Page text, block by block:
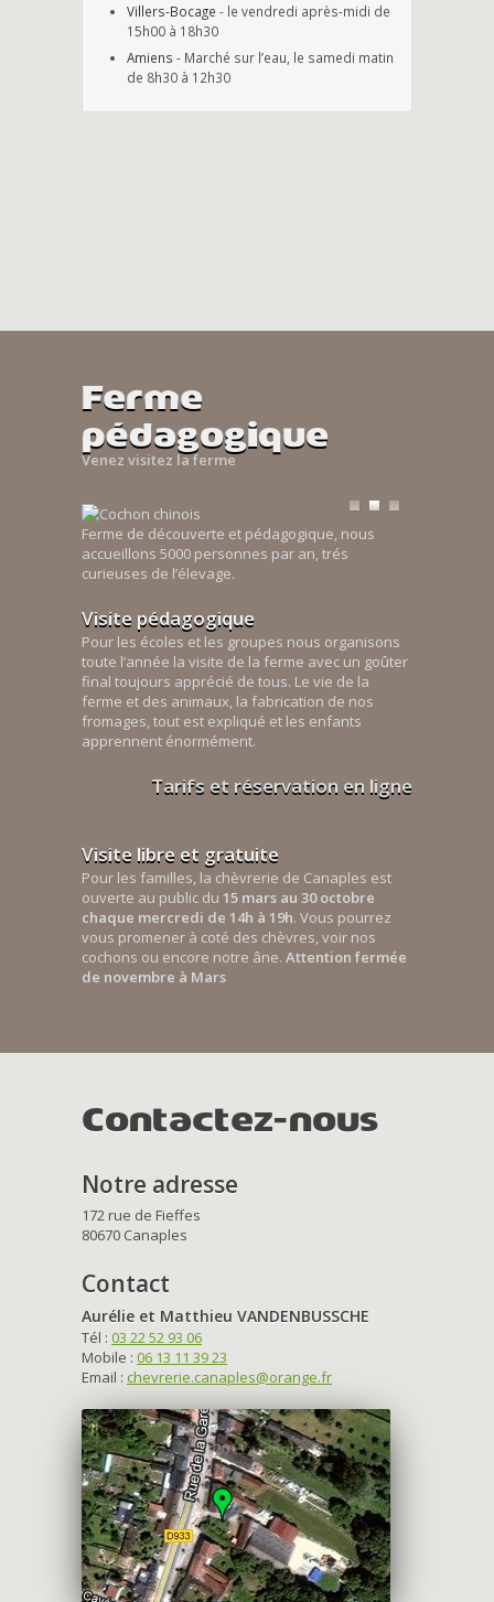
Villers-Bocage - le vendredi après-midi de
15h00 à 18h30
Amiens - Marché sur l’eau, le samedi matin
de 8h30 à 12h30
Ferme
pédagogique
Venez visitez la ferme
Ferme de découverte et pédagogique, nous
accueillons 5000 personnes par an, trés
curieuses de l’élevage.
Visite pédagogique
Pour les écoles et les groupes nous organisons
toute l’année la visite de la ferme avec un goûter
final toujours apprécié de tous. Le vie de la
ferme et des animaux, la fabrication de nos
fromages, tout est expliqué et les enfants
apprennent énormément.
Tarifs et réservation en ligne
Visite libre et gratuite
Pour les familles, la chèvrerie de Canaples est
ouverte au public du 15 mars au 30 octobre
chaque mercredi de 14h à 19h. Vous pourrez
vous promener à coté des chèvres, voir nos
cochons ou encore notre âne. Attention fermée
de novembre à Mars
Contactez-nous
Notre adresse
172 rue de Fieffes
80670 Canaples
Contact
Aurélie et Matthieu VANDENBUSSCHE
Tél : 03 22 52 93 06
Mobile : 06 13 11 39 23
Email : chevrerie.canaples@orange.fr